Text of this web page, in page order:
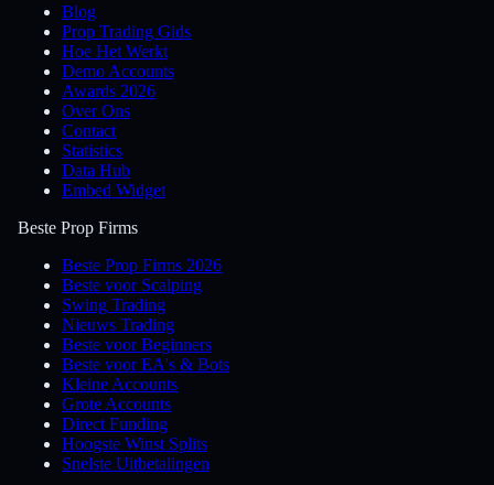
Blog
Prop Trading Gids
Hoe Het Werkt
Demo Accounts
Awards 2026
Over Ons
Contact
Statistics
Data Hub
Embed Widget
Beste Prop Firms
Beste Prop Firms 2026
Beste voor Scalping
Swing Trading
Nieuws Trading
Beste voor Beginners
Beste voor EA's & Bots
Kleine Accounts
Grote Accounts
Direct Funding
Hoogste Winst Splits
Snelste Uitbetalingen